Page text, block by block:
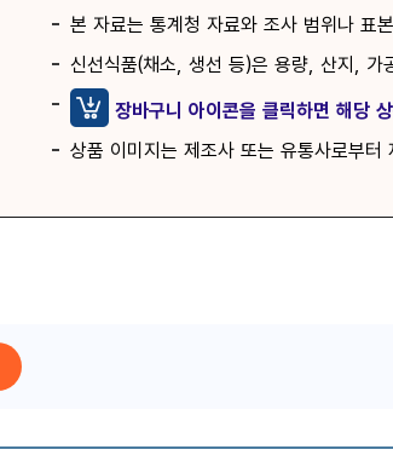
본 자료는 통계청 자료와 조사 범위나 표
신선식품(채소, 생선 등)은 용량, 산지,
장바구니 아이콘을 클릭하면 해당
상품 이미지는 제조사 또는 유통사로부터